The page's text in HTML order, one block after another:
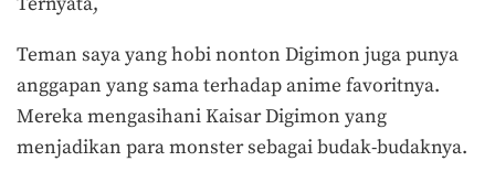
Teman saya yang hobi nonton Digimon juga punya
anggapan yang sama terhadap anime favoritnya.
Mereka mengasihani Kaisar Digimon yang
menjadikan para monster sebagai budak-budaknya.